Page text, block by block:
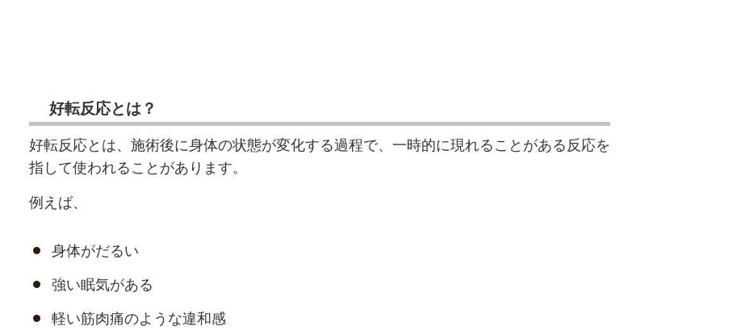
好転反応とは？
好転反応とは、施術後に身体の状態が変化する過程で、一時的に現れることがある反応を
指して使われることがあります。
例えば、
身体がだるい
強い眠気がある
軽い筋肉痛のような違和感